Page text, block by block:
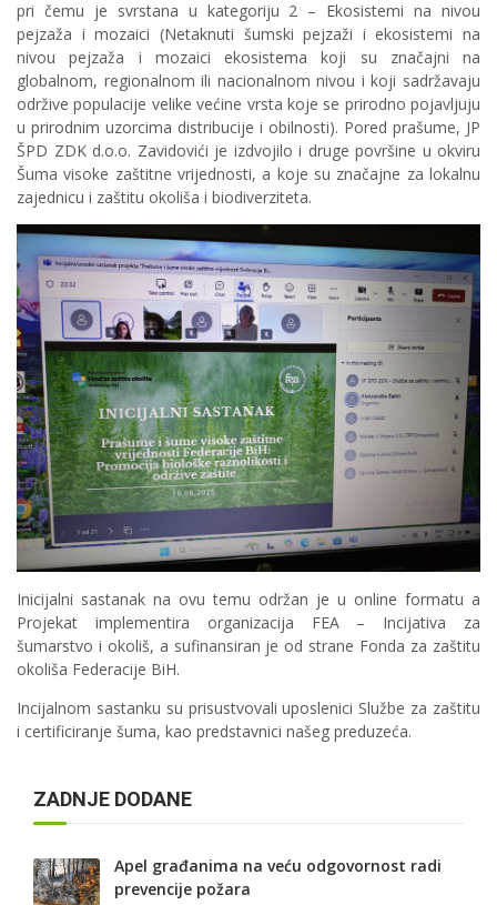
pri čemu je svrstana u kategoriju 2 – Ekosistemi na nivou
pejzaža i mozaici (Netaknuti šumski pejzaži i ekosistemi na
nivou pejzaža i mozaici ekosistema koji su značajni na
globalnom, regionalnom ili nacionalnom nivou i koji sadržavaju
održive populacije velike većine vrsta koje se prirodno pojavljuju
u prirodnim uzorcima distribucije i obilnosti). Pored prašume, JP
ŠPD ZDK d.o.o. Zavidovići je izdvojilo i druge površine u okviru
Šuma visoke zaštitne vrijednosti, a koje su značajne za lokalnu
zajednicu i zaštitu okoliša i biodiverziteta.
Inicijalni sastanak na ovu temu održan je u online formatu a
Projekat implementira organizacija FEA – Incijativa za
šumarstvo i okoliš, a sufinansiran je od strane Fonda za zaštitu
okoliša Federacije BiH.
Incijalnom sastanku su prisustvovali uposlenici Službe za zaštitu
i certificiranje šuma, kao predstavnici našeg preduzeća.
ZADNJE DODANE
Apel građanima na veću odgovornost radi
prevencije požara